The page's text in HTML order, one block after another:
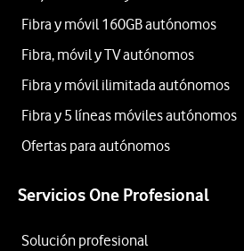
Fibra y móvil 160GB autónomos
Fibra, móvil y TV autónomos
Fibra y móvil ilimitada autónomos
Fibra y 5 líneas móviles autónomos
Ofertas para autónomos
Servicios One Profesional
Solución profesional